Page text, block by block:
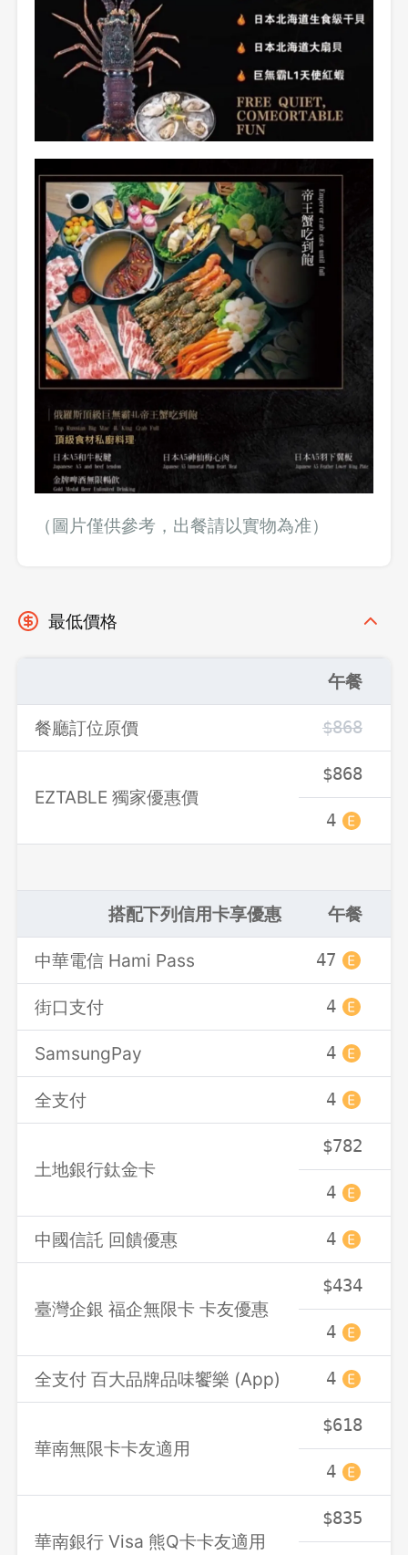
（圖片僅供參考，出餐請以實物為准）
最低價格
午餐
餐廳訂位原價 $868
EZTABLE 獨家優惠價
$868
4
搭配下列信用卡享優惠 午餐
中華電信 Hami Pass 47
街口支付 4
SamsungPay 4
全支付 4
土地銀行鈦金卡
$782
4
中國信託 回饋優惠 4
臺灣企銀 福企無限卡 卡友優惠
$434
4
全支付 百大品牌品味饗樂 (App) 4
華南無限卡卡友適用
$618
4
華南銀行 Visa 熊Q卡卡友適用
$835
登出
確定要登出嗎？
先不要 確認